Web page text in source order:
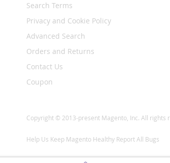
Search Terms
Privacy and Cookie Policy
Advanced Search
Orders and Returns
Contact Us
Coupon
Copyright © 2013-present Magento, Inc. All rights
Help Us Keep Magento Healthy Report All Bugs